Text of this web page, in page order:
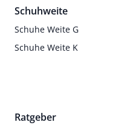
Schuhweite
Schuhe Weite G
Schuhe Weite K
Ratgeber